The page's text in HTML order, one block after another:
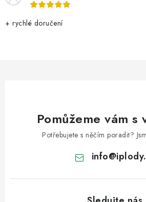
+ rychlé doručení
Pomůžeme vám s
Potřebujete s něčím poradit?
info@